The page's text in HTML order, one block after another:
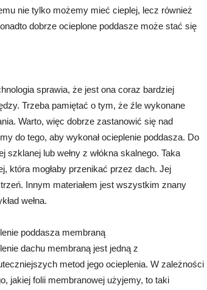
nie tylko możemy mieć cieplej, lecz również
dobrze ocieplone poddasze może stać się
sprawia, że jest ona coraz bardziej
Trzeba pamiętać o tym, że źle wykonane
Warto, więc dobrze zastanowić się nad
do tego, aby wykonał ocieplenie poddasza. Do
lub wełny z włókna skalnego. Taka
która mogłaby przenikać przez dach. Jej
Innym materiałem jest wszystkim znany
wełna.
poddasza membraną
dachu membraną jest jedną z
metod jego ocieplenia. W zależności
jakiej folii membranowej użyjemy, to taki